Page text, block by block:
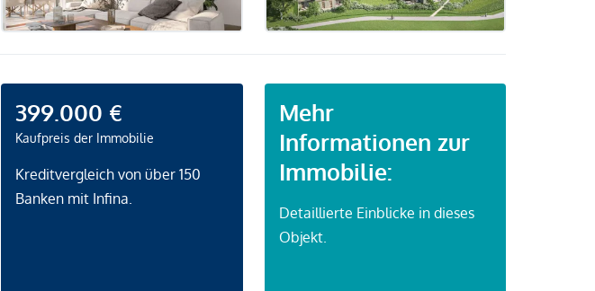
399.000 €
Kaufpreis der Immobilie
Kreditvergleich von über 150
Banken mit Infina.
Mehr
Informationen zur
Immobilie:
Detaillierte Einblicke in dieses
Objekt.